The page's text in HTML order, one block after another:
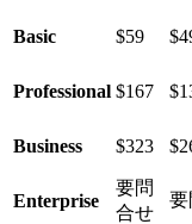
Basic $59
Professional $167
Business $323
Enterprise
要問
合せ
要